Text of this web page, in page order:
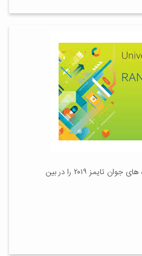
دانشگاه کاشان رتبه نخست دانشگاه های جوان تایمز ۲۰۱۹ را در بین